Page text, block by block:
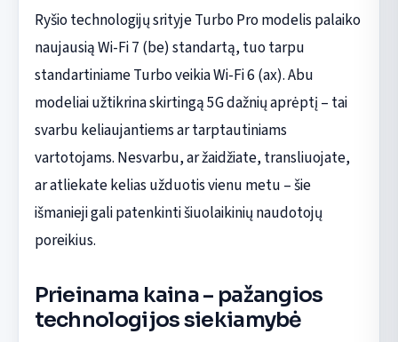
Ryšio technologijų srityje Turbo Pro modelis palaiko
naujausią Wi-Fi 7 (be) standartą, tuo tarpu
standartiniame Turbo veikia Wi-Fi 6 (ax). Abu
modeliai užtikrina skirtingą 5G dažnių aprėptį – tai
svarbu keliaujantiems ar tarptautiniams
vartotojams. Nesvarbu, ar žaidžiate, transliuojate,
ar atliekate kelias užduotis vienu metu – šie
išmanieji gali patenkinti šiuolaikinių naudotojų
poreikius.
Prieinama kaina – pažangios
technologijos siekiamybė